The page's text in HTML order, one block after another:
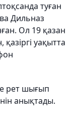
туған
Дильназ
Ол 19 қазан
уақытта
рет шығып
анықтады.